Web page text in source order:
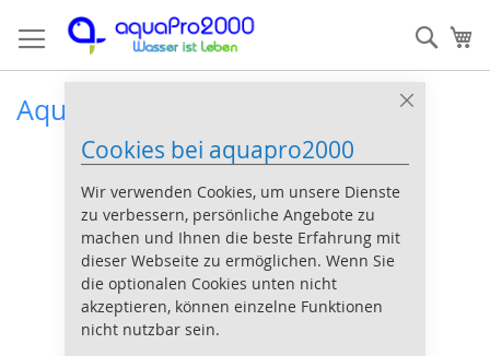
Cookies bei aquapro2000
Wir verwenden Cookies, um unsere Dienste
zu verbessern, persönliche Angebote zu
machen und Ihnen die beste Erfahrung mit
dieser Webseite zu ermöglichen. Wenn Sie
die optionalen Cookies unten nicht
akzeptieren, können einzelne Funktionen
nicht nutzbar sein.
zum
Aquarium Bodengrund